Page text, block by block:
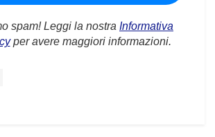
spam! Leggi la nostra Informativa
per avere maggiori informazioni.